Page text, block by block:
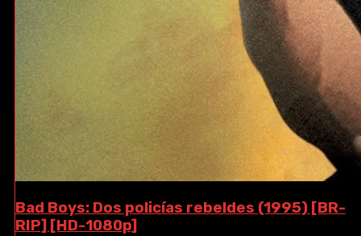
Bad Boys: Dos policías rebeldes (1995) [BR-
RIP] [HD-1080p]